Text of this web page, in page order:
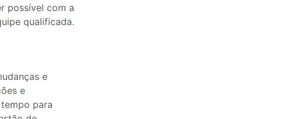
possível com a
qualificada.
e
e
para